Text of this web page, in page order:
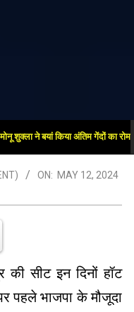
ने बयां किया अंतिम गेंदों का रोमांच
ON: MAY 12, 2024
की सीट इन दिनों हॉट
पहले भाजपा के मौजूदा